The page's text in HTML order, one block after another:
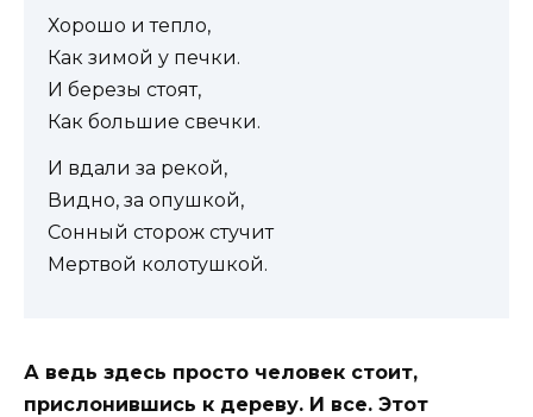
Хорошо и тепло,
Как зимой у печки.
И березы стоят,
Как большие свечки.
И вдали за рекой,
Видно, за опушкой,
Сонный сторож стучит
Мертвой колотушкой.
А ведь здесь просто человек стоит,
прислонившись к дереву. И все. Этот